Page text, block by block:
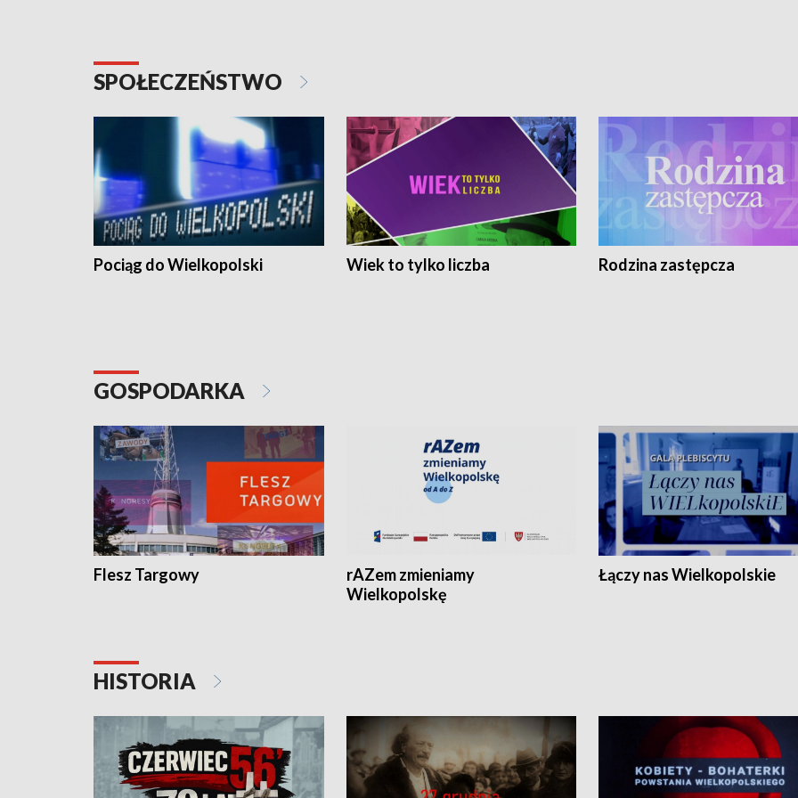
SPOŁECZEŃSTWO
Pociąg do Wielkopolski Wiek to tylko liczba Rodzina zastępcza
GOSPODARKA
Flesz Targowy
rAZem zmieniamy
Wielkopolskę
Łączy nas Wielkopolskie
HISTORIA